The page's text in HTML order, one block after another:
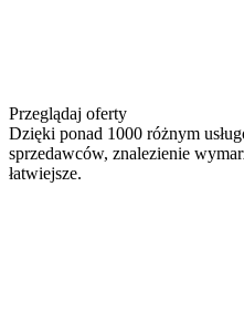
Przeglądaj oferty
Dzięki ponad 1000 różnym
sprzedawców, znalezienie
łatwiejsze.